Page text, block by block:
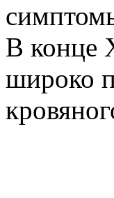
В конце
широко